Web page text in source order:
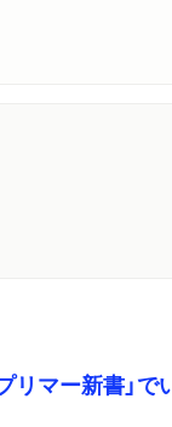
リマー新書」